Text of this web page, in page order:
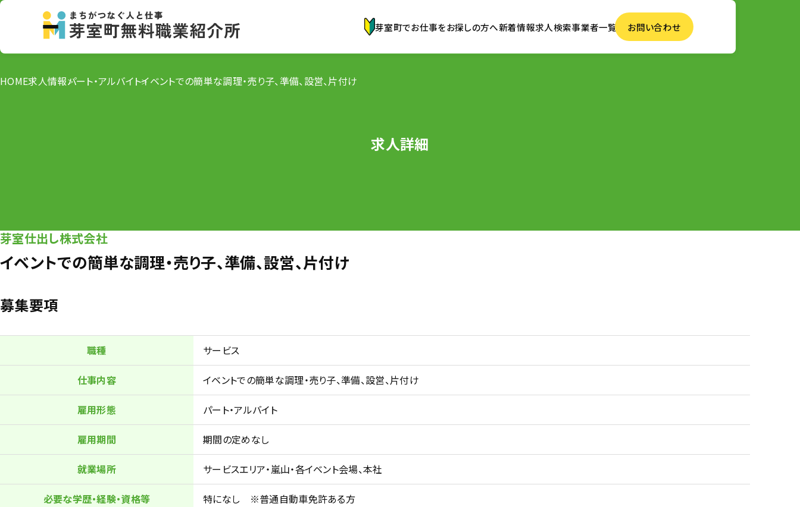
芽室町でお仕事をお探しの方へ新着情報求人検索事業者一覧 お問い合わせ
HOME求人情報パート・アルバイトイベントでの簡単な調理・売り子、準備、設営、片付け
求人詳細
芽室仕出し株式会社
イベントでの簡単な調理・売り子、準備、設営、片付け
募集要項
職種 サービス
仕事内容 イベントでの簡単な調理・売り子、準備、設営、片付け
雇用形態 パート・アルバイト
雇用期間 期間の定めなし
就業場所 サービスエリア・嵐山・各イベント会場、本社
必要な学歴・経験・資格等 特になし ※普通自動車免許ある方